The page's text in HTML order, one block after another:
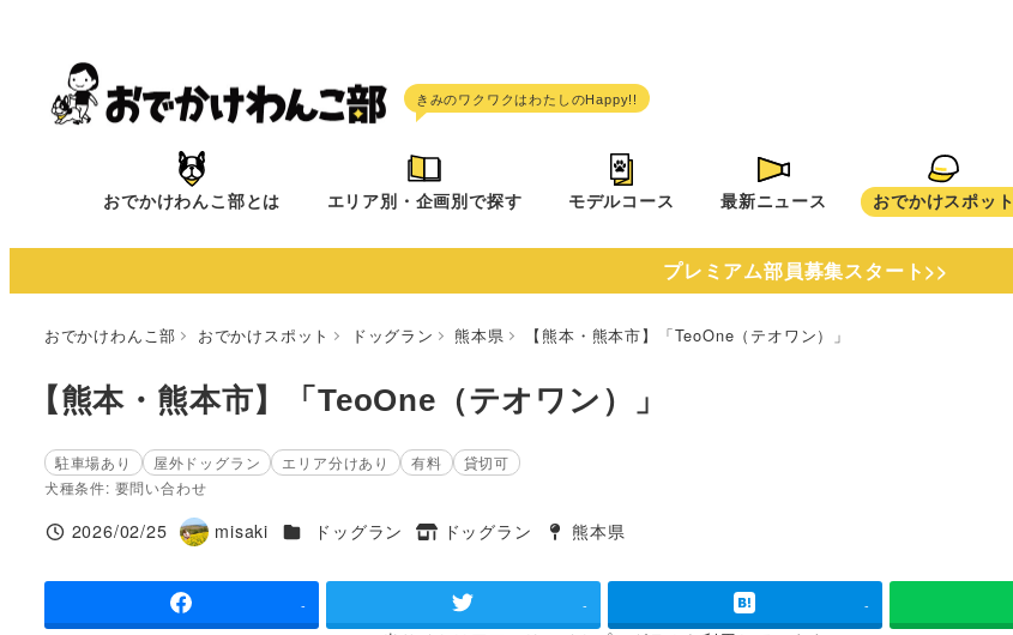
へ
おでかけわんこ部とは エリア別・企画別で探す モデルコース 最新ニュース おでかけスポット
プレミアム部員募集スタート>>
おでかけわんこ部 おでかけスポット ドッグラン 熊本県 【熊本・熊本市】「TeoOne（テオワン）」
【熊本・熊本市】「TeoOne（テオワン）」
駐車場あり 屋外ドッグラン エリア分けあり 有料
貸切可
犬種条件: 要問い合わせ
投稿日
2026/02/25
著
misaki 施設ジャンル
ドッグラン
タグ
ドッグラン
タグ
熊本県
- - -